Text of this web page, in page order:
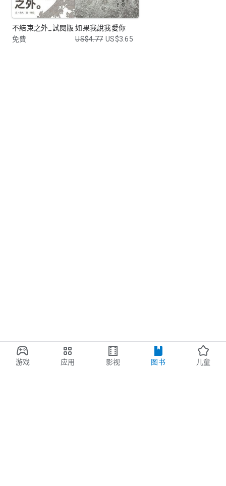
游戏 应用 影视 图书 儿童
不結束之外_試閱版
免費
如果我說我愛你
US$4.77 US$3.65